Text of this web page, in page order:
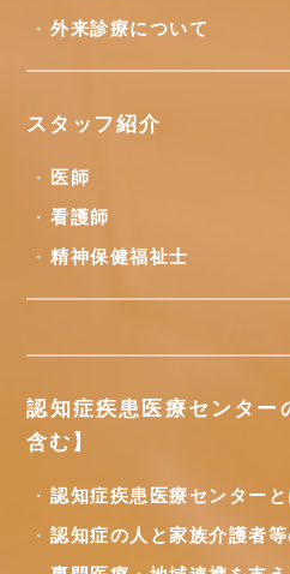
外来診療について
スタッフ紹介
医師
看護師
精神保健福祉士
認知症疾患医療センター
含む】
認知症疾患医療センターと
認知症の人と家族介護者